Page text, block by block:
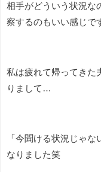
相手がどういう状況な
察するのもいい感じで
私は疲れて帰ってきた
りまして…
「今聞ける状況じゃ
なりました笑